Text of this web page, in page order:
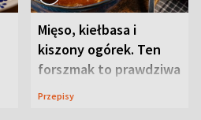
Mięso, kiełbasa i
kiszony ogórek. Ten
forszmak to prawdziwa
uczta
Przepisy